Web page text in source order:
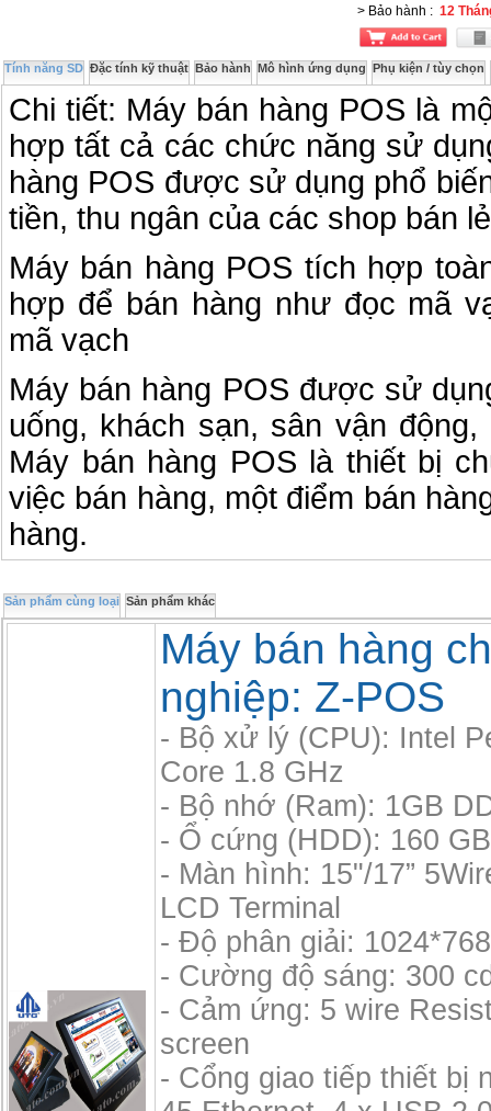
> Bảo hành : 12
Tính năng SD Đặc tính kỹ thuật Bảo hành Mô hình ứng dụng Phụ kiện / tùy chọn
Chi tiết: Máy bán hàng POS là
hợp tất cả các chức năng sử
hàng POS được sử dụng phổ
tiền, thu ngân của các shop bán
Máy bán hàng POS tích hợp
hợp để bán hàng như đọc mã
mã vạch
Máy bán hàng POS được sử
uống, khách sạn, sân vận
Máy bán hàng POS là thiết bị
việc bán hàng, một điểm bán
hàng.
Sản phẩm cùng loại Sản phẩm khác
Máy bán hàng
nghiệp: Z-POS
- Bộ xử lý (CPU): Intel
Core 1.8 GHz
- Bộ nhớ (Ram): 1GB
- Ổ cứng (HDD): 160
- Màn hình: 15"/17”
LCD Terminal
- Độ phân giải: 1024*768
- Cường độ sáng: 300
- Cảm ứng: 5 wire
screen
- Cổng giao tiếp thiết bị